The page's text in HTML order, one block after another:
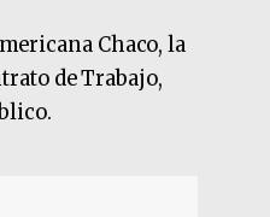
Chaco, la
de Trabajo,